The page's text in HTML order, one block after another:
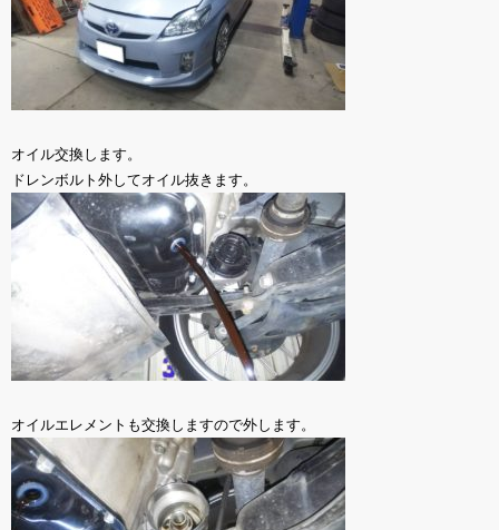
オイル交換します。
ドレンボルト外してオイル抜きます。
オイルエレメントも交換しますので外します。